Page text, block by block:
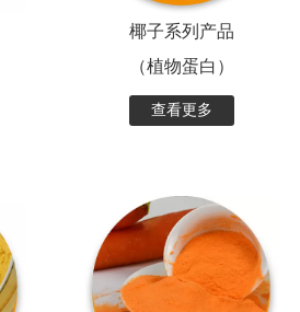
椰子系列产品
（植物蛋白）
查看更多